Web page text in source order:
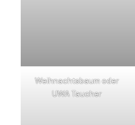
Weihnachtsbaum oder
UWA Taucher